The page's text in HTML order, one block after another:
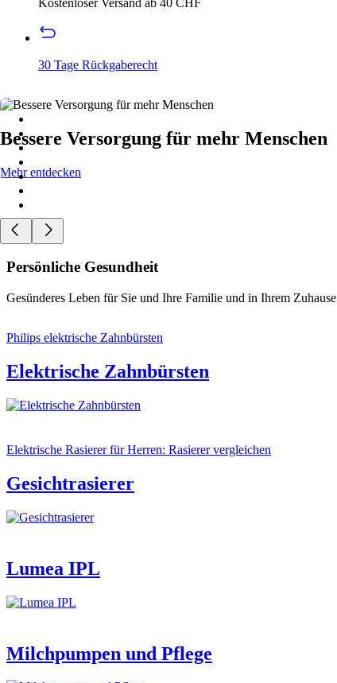
Kostenloser Versand ab 40 CHF
30 Tage Rückgaberecht
Bessere Versorgung für mehr Menschen
Mehr entdecken
Persönliche Gesundheit
Gesünderes Leben für Sie und Ihre Familie und in Ihrem Zuhause
Philips elektrische Zahnbürsten
Elektrische Zahnbürsten
Elektrische Rasierer für Herren: Rasierer vergleichen
Gesichtrasierer
Lumea IPL
Milchpumpen und Pflege​